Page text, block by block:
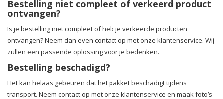
Bestelling niet compleet of verkeerd product
ontvangen?
Is je bestelling niet compleet of heb je verkeerde producten
ontvangen? Neem dan even contact op met onze klantenservice. Wij
zullen een passende oplossing voor je bedenken.
Bestelling beschadigd?
Het kan helaas gebeuren dat het pakket beschadigt tijdens
transport. Neem contact op met onze klantenservice en maak foto’s